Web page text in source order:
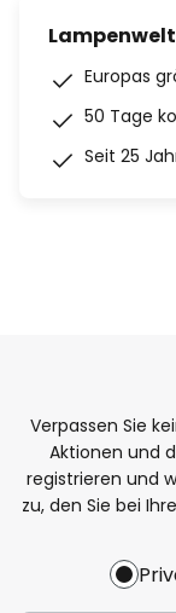
Europas
50 Tage
Seit 25
Verpassen Sie
Aktionen und
registrieren und
zu, den Sie bei